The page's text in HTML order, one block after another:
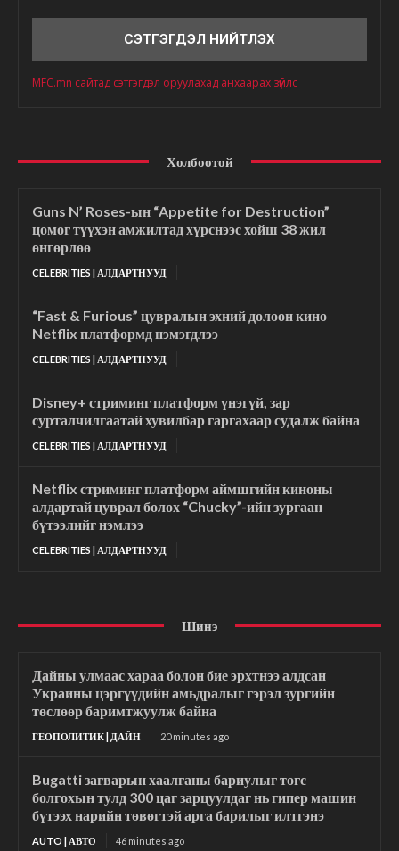
MFC.mn сайтад сэтгэгдэл оруулахад анхаарах зүйлс
Холбоотой
Guns N’ Roses-ын “Appetite for Destruction”
цомог түүхэн амжилтад хүрснээс хойш 38 жил
өнгөрлөө
CELEBRITIES | АЛДАРТНУУД
“Fast & Furious” цувралын эхний долоон кино
Netflix платформд нэмэгдлээ
CELEBRITIES | АЛДАРТНУУД
Disney+ стриминг платформ үнэгүй, зар
сурталчилгаатай хувилбар гаргахаар судалж байна
CELEBRITIES | АЛДАРТНУУД
Netflix стриминг платформ аймшгийн киноны
алдартай цуврал болох “Chucky”-ийн зургаан
бүтээлийг нэмлээ
CELEBRITIES | АЛДАРТНУУД
Шинэ
Дайны улмаас хараа болон бие эрхтнээ алдсан
Украины цэргүүдийн амьдралыг гэрэл зургийн
төслөөр баримтжуулж байна
ГЕОПОЛИТИК | ДАЙН 20 minutes ago
Bugatti загварын хаалганы бариулыг төгс
болгохын тулд 300 цаг зарцуулдаг нь гипер машин
бүтээх нарийн төвөгтэй арга барилыг илтгэнэ
AUTO | АВТО 46 minutes ago